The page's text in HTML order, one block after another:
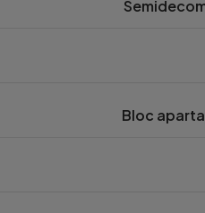
Bloc